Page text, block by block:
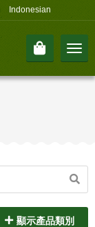
Indonesian
顯示產品類別